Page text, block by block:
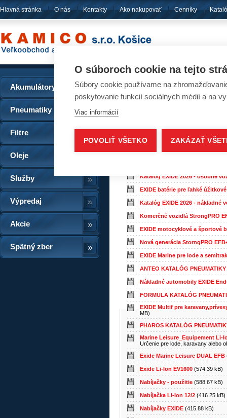
Hlavná stránka O nás Kontakty Ako nakupovať Cenníky
Akumulátory
Pneumatiky
Filtre
Oleje
Služby
Výpredaj
Akcie
Spätný zber
Katalógy
Katalóg EXIDE 2026 - osobné
EXIDE batérie pre ľahké
Katalóg EXIDE 2026 - nákladné
Komerčné vozidlá StrongPRO
EXIDE motocyklové a športové
Nová generácia StorngPRO
EXIDE Marine pre lode a
ANTEO KATALÓG PNEUMATIKY
Nákladné automobily EXIDE
FORMULA KATALÓG
EXIDE Multif pre
MB)
PHAROS KATALÓG
Marine Leisure_Equipement Li-
Určenie pre lode, karavany alebo
Exide Marine Leisure DUAL EFB
Exide Li-Ion EV1600 (574.39 kB)
Nabíjačky - použitie (588.67 kB)
Nabíjačka Li-Ion 12/2 (416.25 kB)
Nabíjačky EXIDE (415.88 kB)
O súboroch cookie na tejto
Súbory cookie používame na
poskytovanie funkcií sociálnych médií a na
Viac informácií
POVOLIŤ VŠETKO ZAKÁZAŤ